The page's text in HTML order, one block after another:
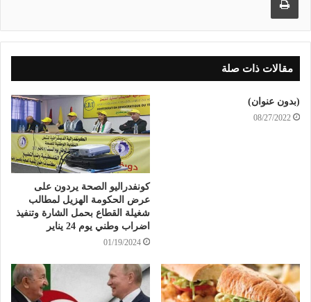
مقالات ذات صلة
(بدون عنوان)
08/27/2022
كونفدراليو الصحة يردون على
عرض الحكومة الهزيل لمطالب
شغيلة القطاع بحمل الشارة وتنفيذ
اضراب وطني يوم 24 يناير
01/19/2024